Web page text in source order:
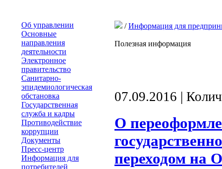
Об управлении
Основные
направления
деятельности
Электронное
правительство
Санитарно-
эпидемиологическая
обстановка
Государственная
служба и кадры
Противодействие
коррупции
Документы
Пресс-центр
Информация для
потребителей
/Информация для
Полезная информация
07.09.2016 |
О
переходом